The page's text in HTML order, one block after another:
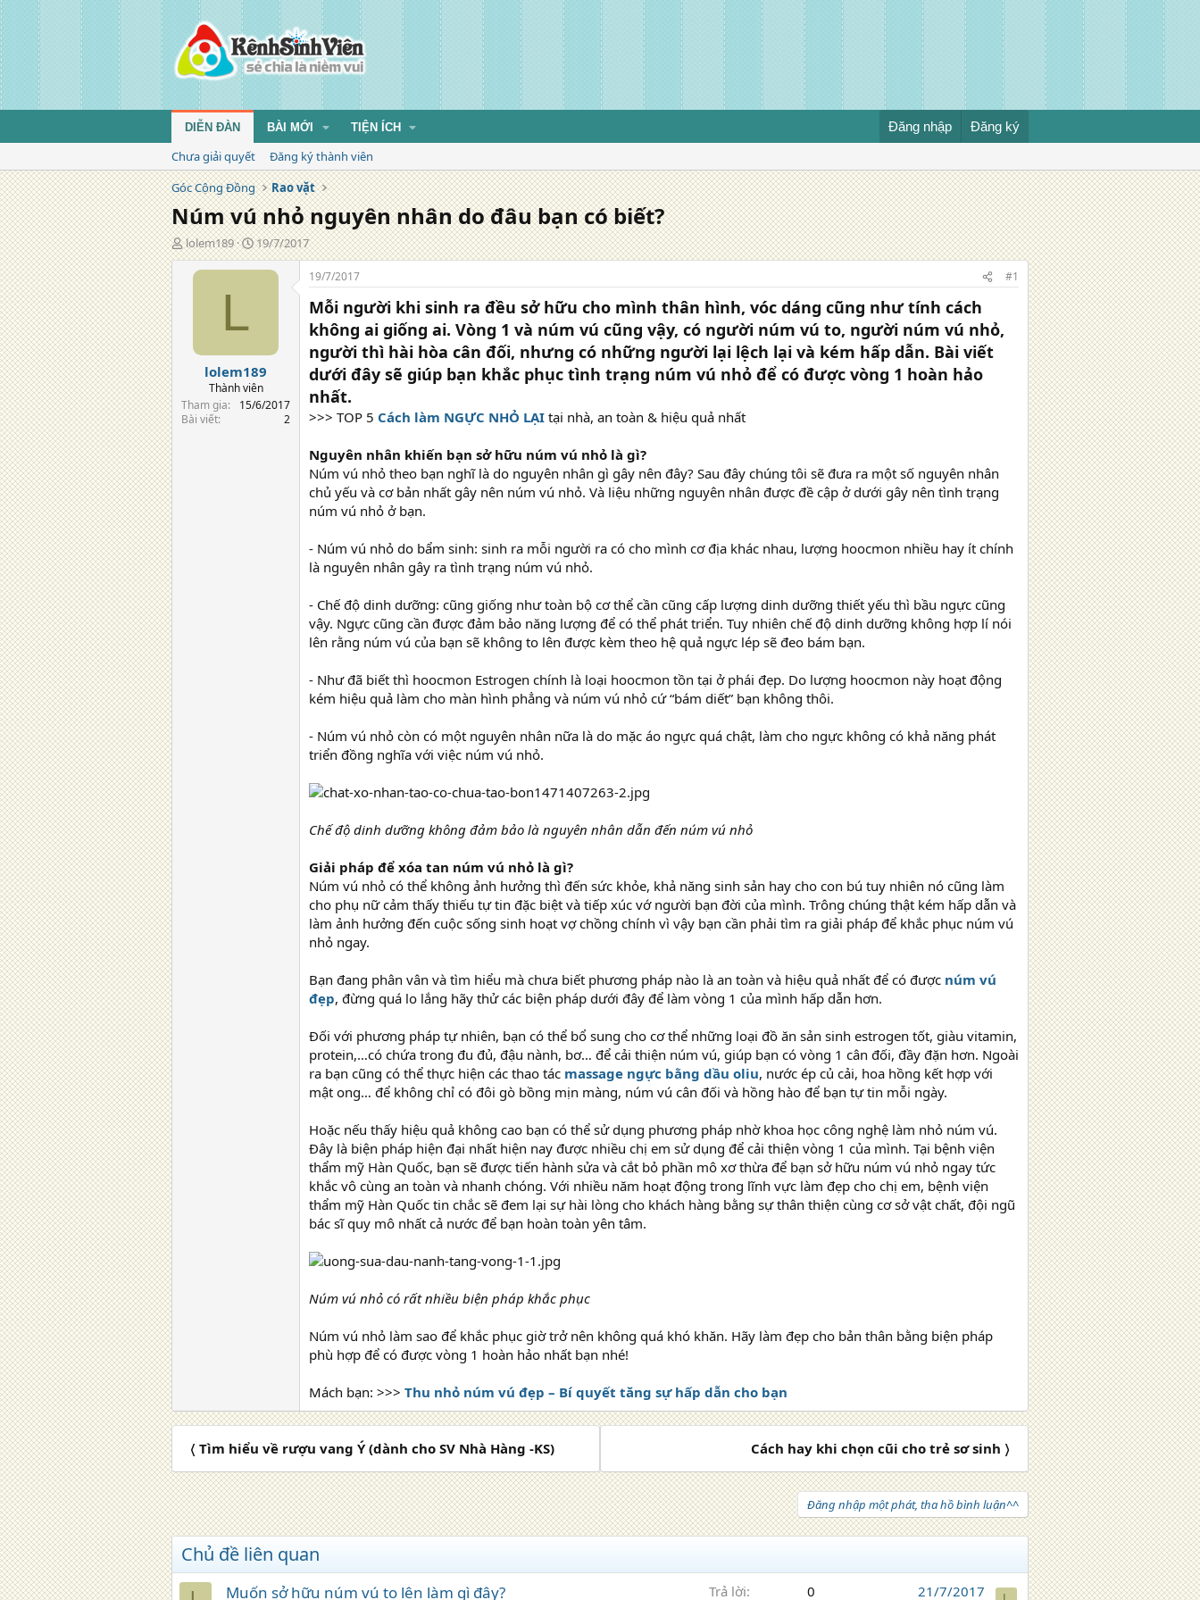
DIỄN ĐÀN BÀI MỚI TIỆN ÍCH Đăng nhập Đăng ký
Chưa giải quyết
Đăng ký thành viên
Góc Cộng Đồng
Rao vặt
Núm vú nhỏ nguyên nhân do đâu bạn có biết?
T
á
lolem189
N
g
à
g
19/7/2017
L
lolem189
Thành viên
Tham gia
15/6/2017
Bài viết
2
19/7/2017 #1
Mỗi người khi sinh ra đều sở hữu cho mình thân hình, vóc dáng cũng như tính cách
không ai giống ai. Vòng 1 và núm vú cũng vậy, có người núm vú to, người núm vú nhỏ,
người thì hài hòa cân đối, nhưng có những người lại lệch lại và kém hấp dẫn. Bài viết
dưới đây sẽ giúp bạn khắc phục tình trạng núm vú nhỏ để có được vòng 1 hoàn hảo
nhất.
>>> TOP 5 Cách làm NGỰC NHỎ LẠI tại nhà, an toàn & hiệu quả nhất
Nguyên nhân khiến bạn sở hữu núm vú nhỏ là gì?
Núm vú nhỏ theo bạn nghĩ là do nguyên nhân gì gây nên đây? Sau đây chúng tôi sẽ đưa ra một số nguyên nhân
chủ yếu và cơ bản nhất gây nên núm vú nhỏ. Và liệu những nguyên nhân được đề cập ở dưới gây nên tình trạng
núm vú nhỏ ở bạn.
- Núm vú nhỏ do bẩm sinh: sinh ra mỗi người ra có cho mình cơ địa khác nhau, lượng hoocmon nhiều hay ít chính
là nguyên nhân gây ra tình trạng núm vú nhỏ.
- Chế độ dinh dưỡng: cũng giống như toàn bộ cơ thể cần cũng cấp lượng dinh dưỡng thiết yếu thì bầu ngực cũng
vậy. Ngực cũng cần được đảm bảo năng lượng để có thể phát triển. Tuy nhiên chế độ dinh dưỡng không hợp lí nói
lên rằng núm vú của bạn sẽ không to lên được kèm theo hệ quả ngực lép sẽ đeo bám bạn.
- Như đã biết thì hoocmon Estrogen chính là loại hoocmon tồn tại ở phái đẹp. Do lượng hoocmon này hoạt động
kém hiệu quả làm cho màn hình phẳng và núm vú nhỏ cứ “bám diết” bạn không thôi.
- Núm vú nhỏ còn có một nguyên nhân nữa là do mặc áo ngực quá chật, làm cho ngực không có khả năng phát
triển đồng nghĩa với việc núm vú nhỏ.
Chế độ dinh dưỡng không đảm bảo là nguyên nhân dẫn đến núm vú nhỏ
Giải pháp để xóa tan núm vú nhỏ là gì?
Núm vú nhỏ có thể không ảnh hưởng thì đến sức khỏe, khả năng sinh sản hay cho con bú tuy nhiên nó cũng làm
cho phụ nữ cảm thấy thiếu tự tin đặc biệt và tiếp xúc vớ người bạn đời của mình. Trông chúng thật kém hấp dẫn và
làm ảnh hưởng đến cuộc sống sinh hoạt vợ chồng chính vì vậy bạn cần phải tìm ra giải pháp để khắc phục núm vú
nhỏ ngay.
Bạn đang phân vân và tìm hiểu mà chưa biết phương pháp nào là an toàn và hiệu quả nhất để có được núm vú
đẹp, đừng quá lo lắng hãy thử các biện pháp dưới đây để làm vòng 1 của mình hấp dẫn hơn.
Đối với phương pháp tự nhiên, bạn có thể bổ sung cho cơ thể những loại đồ ăn sản sinh estrogen tốt, giàu vitamin,
protein,…có chứa trong đu đủ, đậu nành, bơ… để cải thiện núm vú, giúp bạn có vòng 1 cân đối, đầy đặn hơn. Ngoài
ra bạn cũng có thể thực hiện các thao tác massage ngực bằng dầu oliu, nước ép củ cải, hoa hồng kết hợp với
mật ong… để không chỉ có đôi gò bồng mịn màng, núm vú cân đối và hồng hào để bạn tự tin mỗi ngày.
Hoặc nếu thấy hiệu quả không cao bạn có thể sử dụng phương pháp nhờ khoa học công nghệ làm nhỏ núm vú.
Đây là biện pháp hiện đại nhất hiện nay được nhiều chị em sử dụng để cải thiện vòng 1 của mình. Tại bệnh viện
thẩm mỹ Hàn Quốc, bạn sẽ được tiến hành sửa và cắt bỏ phần mô xơ thừa để bạn sở hữu núm vú nhỏ ngay tức
khắc vô cùng an toàn và nhanh chóng. Với nhiều năm hoạt động trong lĩnh vực làm đẹp cho chị em, bệnh viện
thẩm mỹ Hàn Quốc tin chắc sẽ đem lại sự hài lòng cho khách hàng bằng sự thân thiện cùng cơ sở vật chất, đội ngũ
bác sĩ quy mô nhất cả nước để bạn hoàn toàn yên tâm.
Núm vú nhỏ có rất nhiều biện pháp khắc phục
Núm vú nhỏ làm sao để khắc phục giờ trở nên không quá khó khăn. Hãy làm đẹp cho bản thân bằng biện pháp
phù hợp để có được vòng 1 hoàn hảo nhất bạn nhé!
Mách bạn: >>> Thu nhỏ núm vú đẹp – Bí quyết tăng sự hấp dẫn cho bạn
〈 Tìm hiểu về rượu vang Ý (dành cho SV Nhà Hàng -KS) Cách hay khi chọn cũi cho trẻ sơ sinh 〉
Đăng nhập một phát, tha hồ bình luận^^
Chủ đề liên quan
Muốn sở hữu núm vú to lên làm gì đây? Trả lời 0 21/7/2017